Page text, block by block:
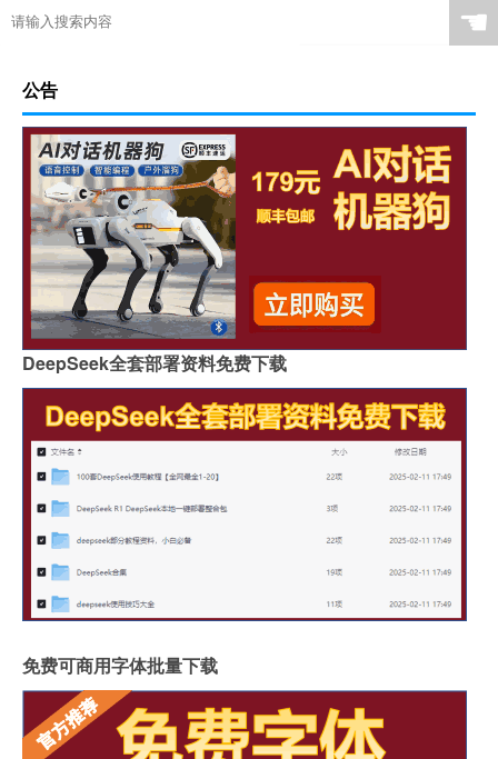
☚
公告
DeepSeek全套部署资料免费下载
免费可商用字体批量下载